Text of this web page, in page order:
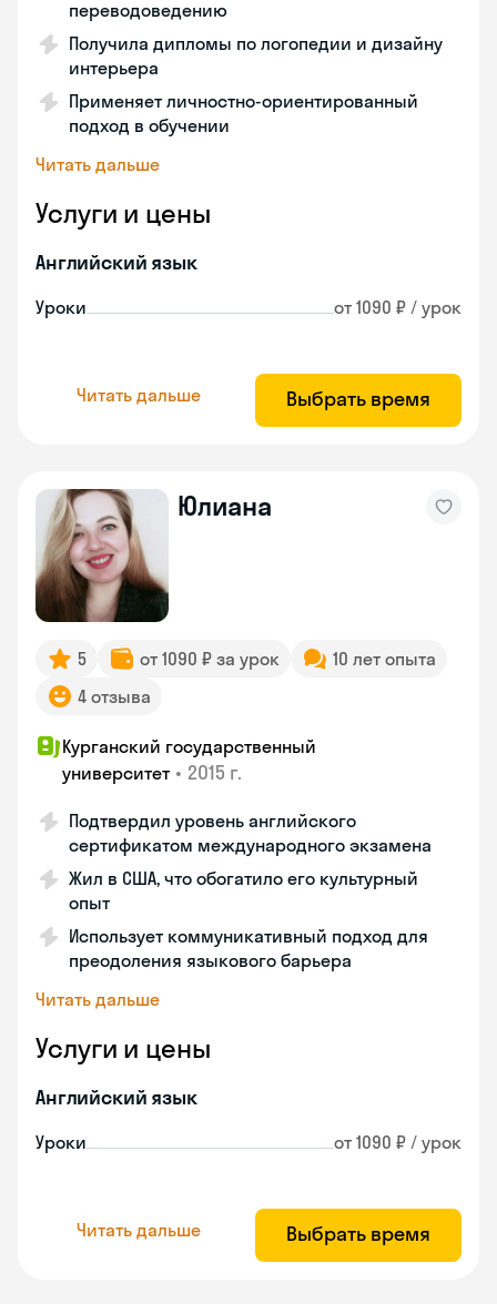
переводоведению
Получила дипломы по логопедии и дизайну
интерьера
Применяет личностно-ориентированный
подход в обучении
Читать дальше
Услуги и цены
Английский язык
Уроки от 1090 ₽ / урок
Читать дальше Выбрать время
Юлиана
5 от 1090 ₽ за урок
10 лет опыта
4 отзыва
Курганский государственный
университет • 2015 г.
Подтвердил уровень английского
сертификатом международного экзамена
Жил в США, что обогатило его культурный
опыт
Использует коммуникативный подход для
преодоления языкового барьера
Читать дальше
Услуги и цены
Английский язык
Уроки от 1090 ₽ / урок
Читать дальше Выбрать время